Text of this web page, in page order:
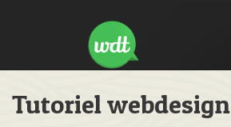
Tutoriel webdesign